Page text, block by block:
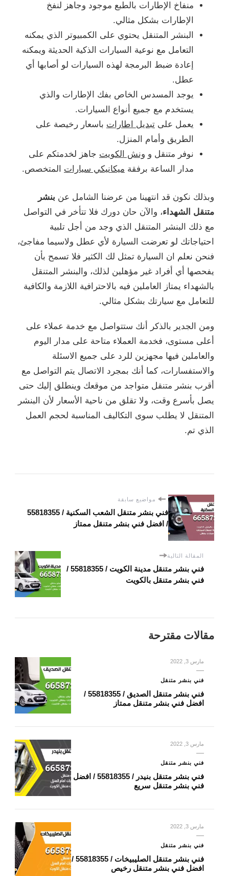
منفاخ الإطارات بالطبع موجود وجاهز لنفخ
الإطارات بشكل مثالي.
البنشر المتنقل يحتوي على الكمبيوتر الذي يمكنه
التعامل مع نوعية السيارات الذكية الحديثة ويمكنه
إعادة ضبط البرمجة لهذه السيارات لو أصابها أي
عطل.
يوجد المسدس الخاص بفك الإطارات والذي
يستخدم مع جميع أنواع السيارات.
يعمل على تبديل اطارات باسعار رخيصة على
الطريق وأمام المنزل.
نوفر متنقل و ونش الكويت جاهز لخدمتكم على
مدار الساعة برفقة ميكانيكي سيارات المتخصص.
وبذلك نكون قد انتهينا من عرضنا الشامل عن بنشر
متنقل الشهداء، والآن حان دورك فلا تتأخر في التواصل
مع ذلك البنشر المتنقل الذي وجد من أجل تلبية
احتياجاتك لو تعرضت السيارة لأي عطل ولاسيما مفاجئ،
فنحن نعلم ان السيارة تمثل لك الكثير فلا تسمح بأن
يفحصها أي أفراد غير مؤهلين لذلك، والبنشر المتنقل
بالشهداء يمتاز العاملين فيه بالاحترافية اللازمة والكافية
للتعامل مع سيارتك بشكل مثالي.
ومن الجدير بالذكر أنك ستتواصل مع خدمة عملاء على
أعلى مستوى، فخدمة العملاء متاحة على مدار اليوم
والعاملين فيها مجهزين للرد على جميع الاسئلة
والاستفسارات، كما أنك بمجرد الاتصال يتم التواصل مع
أقرب بنشر متنقل متواجد من موقعك وينطلق إليك حتى
يصل بأسرع وقت، ولا تقلق من ناحية الأسعار لأن البنشر
المتنقل لا يطلب سوى التكاليف المناسبة لحجم العمل
الذي تم.
مواضيع سابقة
/ افضل فني بنشر متنقل ممتاز
المقالة التالية
فني بنشر متنقل مدينة الكويت / 55818355‬ /
فني بنشر متنقل بالكويت
مقالات مقترحة
مارس 3, 2022
فني بنشر متنقل
فني بنشر متنقل الصديق / 55818355‬ /
افضل فني بنشر متنقل ممتاز
مارس 3, 2022
فني بنشر متنقل
فني بنشر متنقل بنيدر / 55818355‬ / افضل
فني بنشر متنقل سريع
مارس 3, 2022
فني بنشر متنقل
فني بنشر متنقل الصليبيخات / 55818355‬ /
افضل فني بنشر متنقل رخيص